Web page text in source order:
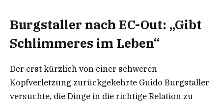
Burgstaller nach EC-Out: „Gibt
Schlimmeres im Leben“
Der erst kürzlich von einer schweren
Kopfverletzung zurückgekehrte Guido Burgstaller
versuchte, die Dinge in die richtige Relation zu